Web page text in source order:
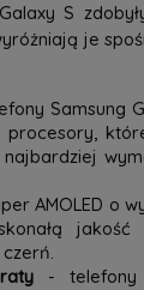
S
je
Samsung
procesory,
najbardziej
AMOLED o
jakość
- telefony